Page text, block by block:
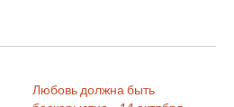
Любовь должна быть